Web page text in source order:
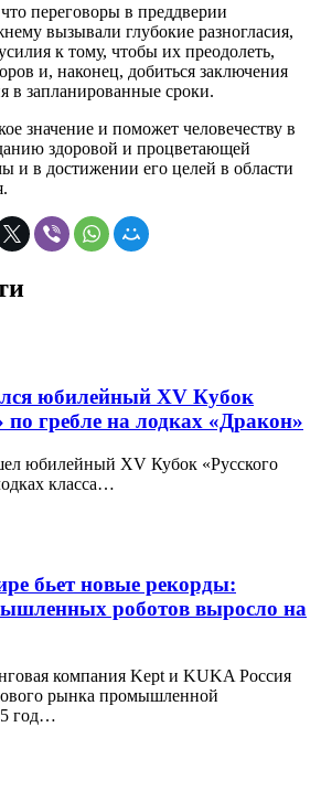
переговоры в преддверии
вызывали глубокие разногласия,
к тому, чтобы их преодолеть,
и, наконец, добиться заключения
в запланированные сроки.
значение и поможет человечеству в
здоровой и процветающей
и в достижении его целей в области
юбилейный XV Кубок
по гребле на лодках «Дракон»
юбилейный XV Кубок «Русского
класса…
бьет новые рекорды:
роботов выросло на
компания Kept и KUKA Россия
рынка промышленной
год…